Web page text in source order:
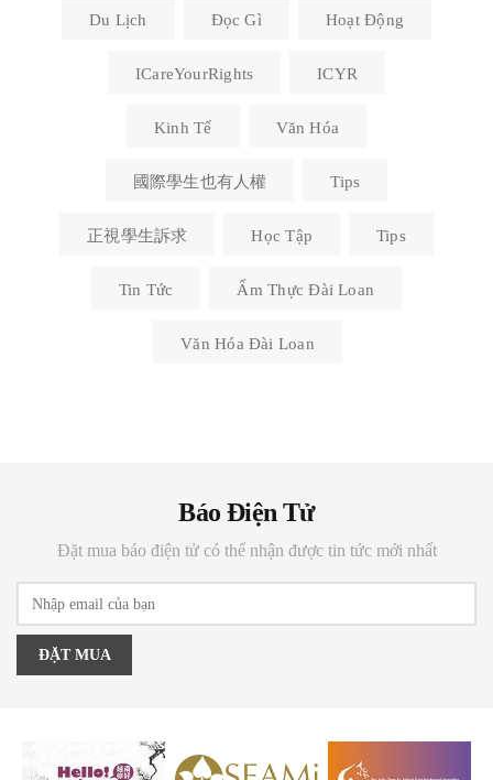
Du Lịch Đọc Gì Hoạt Động
ICareYourRights ICYR
Kinh Tế Văn Hóa
國際學生也有人權 Tips
正視學生訴求 Học Tập Tips
Tin Tức Ẩm Thực Đài Loan
Văn Hóa Đài Loan
Báo Điện Tử
Đặt mua báo điện tử có thể nhận được tin tức mới nhất
ĐẶT MUA